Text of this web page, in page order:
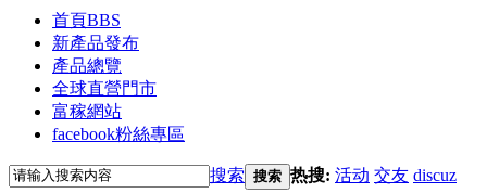
首頁BBS
新產品發布
產品總覽
全球直營門市
富稼網站
facebook粉絲專區
搜索 搜索 热搜: 活动 交友 discuz